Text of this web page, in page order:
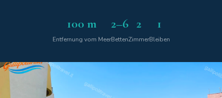
100 m
Entfernung vom Meer
2–6
Betten
2
Zimmer
1
Bleiben